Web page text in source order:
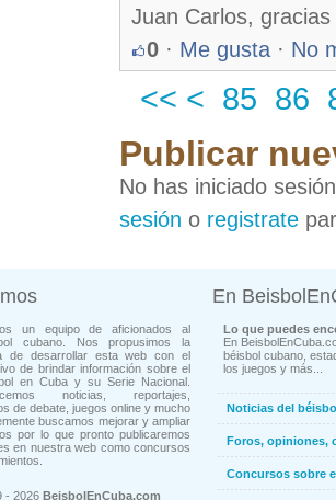
Juan Carlos,
0 · Me gusta · No
<< < 85 86
Publicar
No has iniciado
sesión o registrate
un equipo de aficionados al
cubano. Nos propusimos la
de desarrollar esta web con el
de brindar información sobre el
en Cuba y su Serie Nacional.
noticias, reportajes,
de debate, juegos online y mucho
buscamos mejorar y ampliar
por lo que pronto publicaremos
en nuestra web como concursos
- 2026 BeisbolEnCuba.com
En
Lo que puedes
En
béisbol cubano,
los juegos y más...
Noticias del
Foros, opiniones,
Concursos sobre